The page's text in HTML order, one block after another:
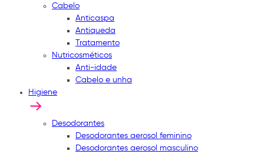
Cabelo
Anticaspa
Antiqueda
Tratamento
Nutricosméticos
Anti-idade
Cabelo e unha
Higiene
Desodorantes
Desodorantes aerosol feminino
Desodorantes aerosol masculino